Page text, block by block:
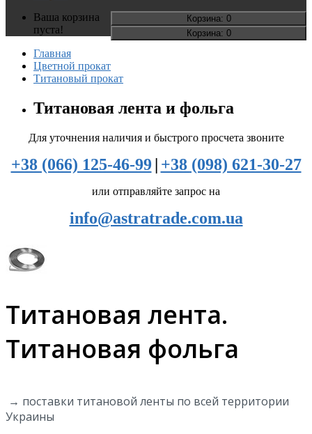
Корзина: 0
Корзина: 0
Ваша корзина
пуста!
Главная
Цветной прокат
Титановый прокат
Титановая лента и фольга
Для уточнения наличия и быстрого просчета звоните
+38 (066) 125-46-99 | +38 (098) 621-30-27
или отправляйте запрос на
info@astratrade.com.ua
Титановая лента.
Титановая фольга
→ поставки титановой ленты по всей территории
Украины